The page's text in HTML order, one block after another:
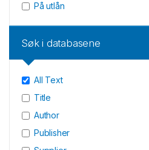
På utlån
Søk i databasene
All Text
Title
Author
Publisher